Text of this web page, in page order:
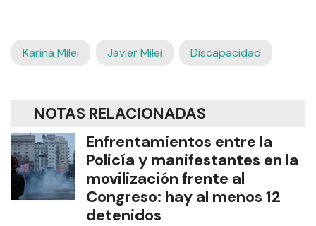
Karina Milei Javier Milei Discapacidad
NOTAS RELACIONADAS
Enfrentamientos entre la
Policía y manifestantes en la
movilización frente al
Congreso: hay al menos 12
detenidos